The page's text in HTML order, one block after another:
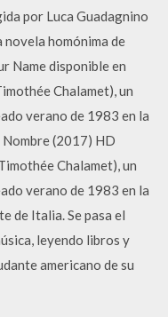
por Luca Guadagnino
novela homónima de
Name disponible en
Chalamet), un
verano de 1983 en la
Nombre (2017) HD
Chalamet), un
verano de 1983 en la
de Italia. Se pasa el
leyendo libros y
americano de su